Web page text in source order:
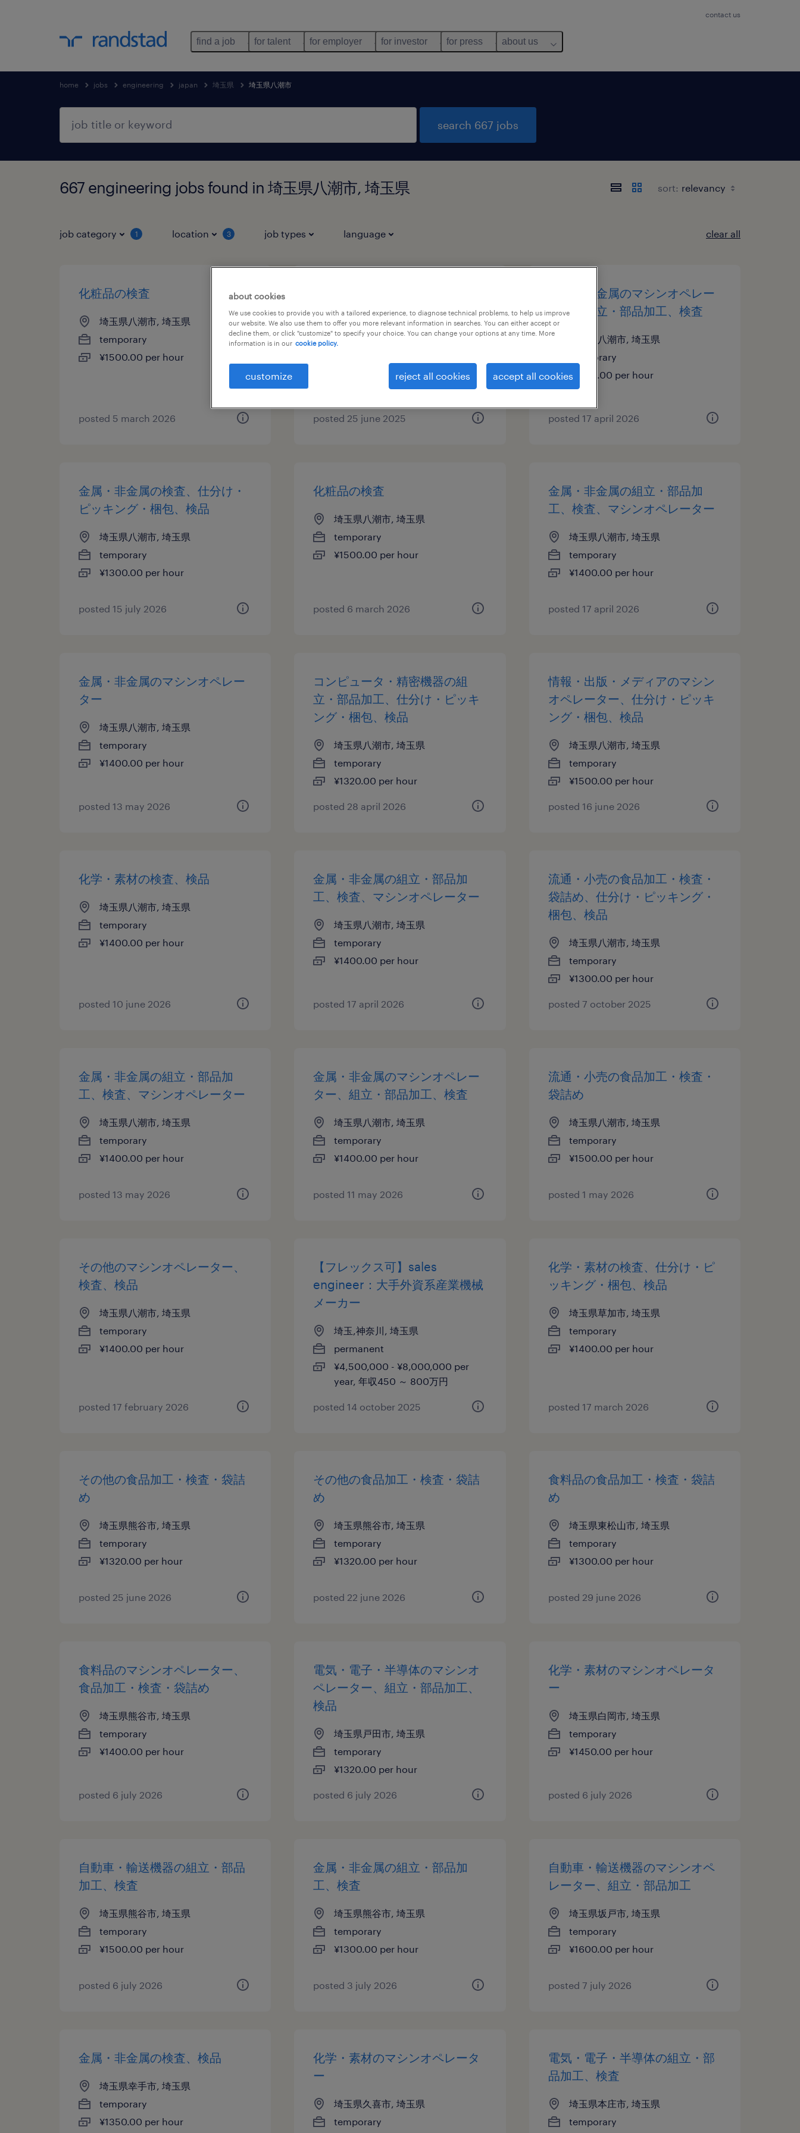
contact us
find a job for talent for employer for investor for press about us
home jobs engineering japan 埼玉県 埼玉県八潮市
search 667 jobs
667 engineering jobs found in 埼玉県八潮市, 埼玉県 sort:
job category 1 location 3 job types language clear all
化粧品の検査
埼玉県八潮市, 埼玉県
temporary
¥1500.00 per hour
posted 5 march 2026
検査、マシンオペレーター、そ
の他（製造）
¥1400.00 per hour
posted 25 june 2025
金属・非金属のマシンオペレー
ター、組立・部品加工、検査
埼玉県八潮市, 埼玉県
temporary
¥1400.00 per hour
posted 17 april 2026
金属・非金属の検査、仕分け・
ピッキング・梱包、検品
埼玉県八潮市, 埼玉県
temporary
¥1300.00 per hour
posted 15 july 2026
化粧品の検査
埼玉県八潮市, 埼玉県
temporary
¥1500.00 per hour
posted 6 march 2026
金属・非金属の組立・部品加
工、検査、マシンオペレーター
埼玉県八潮市, 埼玉県
temporary
¥1400.00 per hour
posted 17 april 2026
金属・非金属のマシンオペレー
ター
埼玉県八潮市, 埼玉県
temporary
¥1400.00 per hour
posted 13 may 2026
コンピュータ・精密機器の組
立・部品加工、仕分け・ピッキ
ング・梱包、検品
埼玉県八潮市, 埼玉県
temporary
¥1320.00 per hour
posted 28 april 2026
情報・出版・メディアのマシン
オペレーター、仕分け・ピッキ
ング・梱包、検品
埼玉県八潮市, 埼玉県
temporary
¥1500.00 per hour
posted 16 june 2026
化学・素材の検査、検品
埼玉県八潮市, 埼玉県
temporary
¥1400.00 per hour
posted 10 june 2026
金属・非金属の組立・部品加
工、検査、マシンオペレーター
埼玉県八潮市, 埼玉県
temporary
¥1400.00 per hour
posted 17 april 2026
流通・小売の食品加工・検査・
袋詰め、仕分け・ピッキング・
梱包、検品
埼玉県八潮市, 埼玉県
temporary
¥1300.00 per hour
posted 7 october 2025
金属・非金属の組立・部品加
工、検査、マシンオペレーター
埼玉県八潮市, 埼玉県
temporary
¥1400.00 per hour
posted 13 may 2026
金属・非金属のマシンオペレー
ター、組立・部品加工、検査
埼玉県八潮市, 埼玉県
temporary
¥1400.00 per hour
posted 11 may 2026
流通・小売の食品加工・検査・
袋詰め
埼玉県八潮市, 埼玉県
temporary
¥1500.00 per hour
posted 1 may 2026
その他のマシンオペレーター、
検査、検品
埼玉県八潮市, 埼玉県
temporary
¥1400.00 per hour
posted 17 february 2026
【フレックス可】sales
engineer：大手外資系産業機械
メーカー
埼玉,神奈川, 埼玉県
permanent
¥4,500,000 - ¥8,000,000 per
year, 年収450 ～ 800万円
posted 14 october 2025
化学・素材の検査、仕分け・ピ
ッキング・梱包、検品
埼玉県草加市, 埼玉県
temporary
¥1400.00 per hour
posted 17 march 2026
その他の食品加工・検査・袋詰
め
埼玉県熊谷市, 埼玉県
temporary
¥1320.00 per hour
posted 25 june 2026
その他の食品加工・検査・袋詰
め
埼玉県熊谷市, 埼玉県
temporary
¥1320.00 per hour
posted 22 june 2026
食料品の食品加工・検査・袋詰
め
埼玉県東松山市, 埼玉県
temporary
¥1300.00 per hour
posted 29 june 2026
食料品のマシンオペレーター、
食品加工・検査・袋詰め
埼玉県熊谷市, 埼玉県
temporary
¥1400.00 per hour
posted 6 july 2026
電気・電子・半導体のマシンオ
ペレーター、組立・部品加工、
検品
埼玉県戸田市, 埼玉県
temporary
¥1320.00 per hour
posted 6 july 2026
化学・素材のマシンオペレータ
ー
埼玉県白岡市, 埼玉県
temporary
¥1450.00 per hour
posted 6 july 2026
自動車・輸送機器の組立・部品
加工、検査
埼玉県熊谷市, 埼玉県
temporary
¥1500.00 per hour
posted 6 july 2026
金属・非金属の組立・部品加
工、検査
埼玉県熊谷市, 埼玉県
temporary
¥1300.00 per hour
posted 3 july 2026
自動車・輸送機器のマシンオペ
レーター、組立・部品加工
埼玉県坂戸市, 埼玉県
temporary
¥1600.00 per hour
posted 7 july 2026
金属・非金属の検査、検品
埼玉県幸手市, 埼玉県
temporary
¥1350.00 per hour
化学・素材のマシンオペレータ
ー
埼玉県久喜市, 埼玉県
temporary
電気・電子・半導体の組立・部
品加工、検査
埼玉県本庄市, 埼玉県
temporary
about cookies
We use cookies to provide you with a tailored experience, to diagnose technical problems, to help us improve
our website. We also use them to offer you more relevant information in searches. You can either accept or
decline them, or click "customize" to specify your choice. You can change your options at any time. More
information is in our cookie policy.
customize reject all cookies accept all cookies